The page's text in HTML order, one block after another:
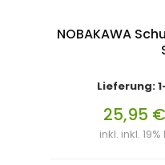
NOBAKAWA
Lieferung:
25,95 €
inkl. inkl.